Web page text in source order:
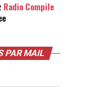
Radio Compile
PAR MAIL